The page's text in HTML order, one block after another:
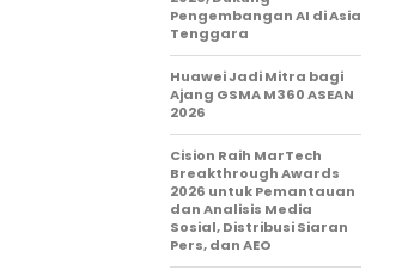
Pengembangan AI di Asia
Tenggara
Huawei Jadi Mitra bagi
Ajang GSMA M360 ASEAN
2026
Cision Raih MarTech
Breakthrough Awards
2026 untuk Pemantauan
dan Analisis Media
Sosial, Distribusi Siaran
Pers, dan AEO